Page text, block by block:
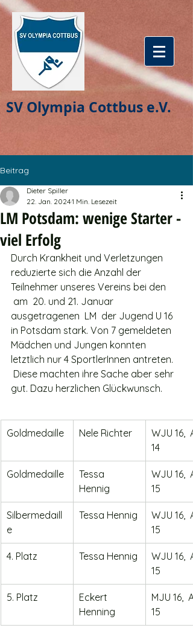
SV Olympia Cottbus e.V.
Beitrag
LM Potsdam: wenige Starter -
viel Erfolg
Dieter Spiller
22. Jan. 20241 Min. Lesezeit
Durch Krankheit und Verletzungen
reduzierte sich die Anzahl der
Teilnehmer unseres Vereins bei den
am  20. und 21. Januar
ausgetragenen  LM  der Jugend U 16
in Potsdam stark. Von 7 gemeldeten
Mädchen und Jungen konnten
letztlich nur 4 SportlerInnen antreten.
Diese machten ihre Sache aber sehr
gut. Dazu herzlichen Glückwunsch.
Goldmedaille Nele Richter
WJU 16,
14
Goldmedaille
Tessa
Hennig
WJU 16,
15
Silbermedaill
e
Tessa Hennig
WJU 16,
15
4. Platz Tessa Hennig
WJU 16,
15
5. Platz
Eckert
Henning
MJU 16,
15